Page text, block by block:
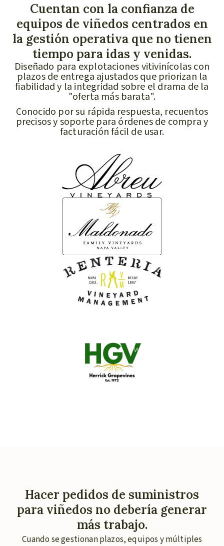
Cuentan con la confianza de
equipos de viñedos centrados en
la gestión operativa que no tienen
tiempo para idas y venidas.
Diseñado para explotaciones vitivinícolas con
plazos de entrega ajustados que priorizan la
fiabilidad y la integridad sobre el drama de la
"oferta más barata".
Conocido por su rápida respuesta, recuentos
precisos y soporte para órdenes de compra y
facturación fácil de usar.
Hacer pedidos de suministros
para viñedos no debería generar
más trabajo.
Cuando se gestionan plazos, equipos y múltiples